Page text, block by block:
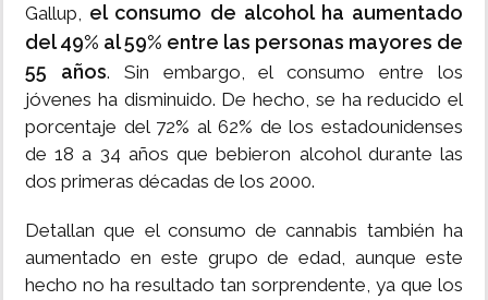
Gallup, el consumo de alcohol ha aumentado
del 49% al 59% entre las personas mayores de
55 años. Sin embargo, el consumo entre los
jóvenes ha disminuido. De hecho, se ha reducido el
porcentaje del 72% al 62% de los estadounidenses
de 18 a 34 años que bebieron alcohol durante las
dos primeras décadas de los 2000.
Detallan que el consumo de cannabis también ha
aumentado en este grupo de edad, aunque este
hecho no ha resultado tan sorprendente, ya que los